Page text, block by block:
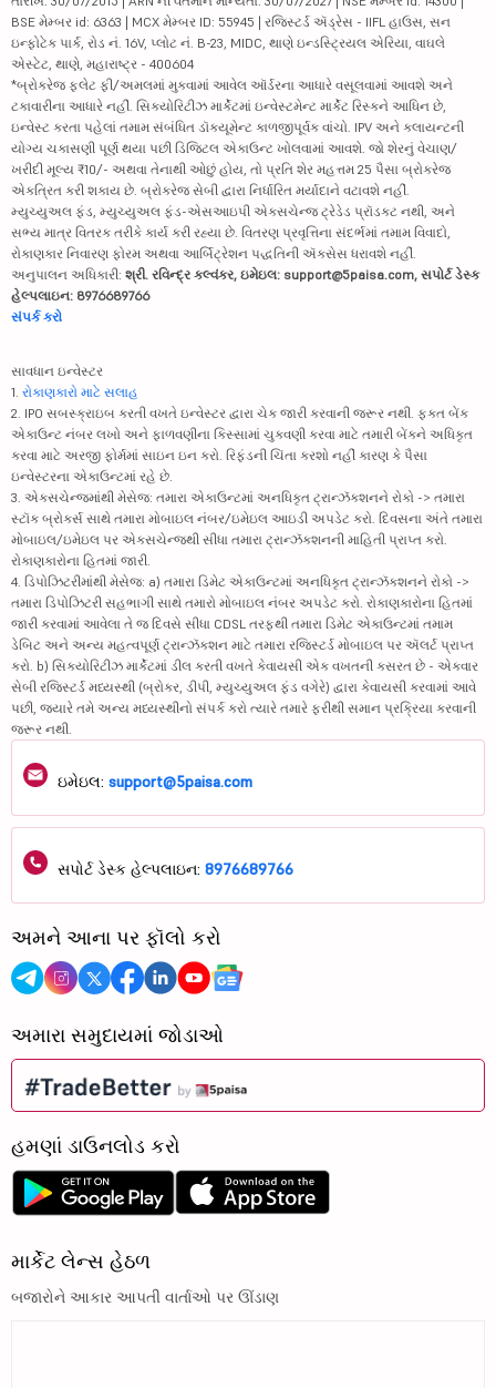
BSE મેમ્બર id: 6363 | MCX મેમ્બર ID: 55945 | રજિસ્ટર્ડ ઍડ્રેસ - IIFL હાઉસ, સન
ઇન્ફોટેક પાર્ક, રોડ નં. 16V, પ્લોટ નં. B-23, MIDC, થાણે ઇન્ડસ્ટ્રિયલ એરિયા, વાઘલે
એસ્ટેટ, થાણે, મહારાષ્ટ્ર - 400604
*બ્રોકરેજ ફ્લેટ ફી/અમલમાં મુકવામાં આવેલ ઑર્ડરના આધારે વસૂલવામાં આવશે અને
ટકાવારીના આધારે નહીં. સિક્યોરિટીઝ માર્કેટમાં ઇન્વેસ્ટમેન્ટ માર્કેટ રિસ્કને આધિન છે,
ઇન્વેસ્ટ કરતા પહેલાં તમામ સંબંધિત ડૉક્યૂમેન્ટ કાળજીપૂર્વક વાંચો. IPV અને ક્લાયન્ટની
યોગ્ય ચકાસણી પૂર્ણ થયા પછી ડિજિટલ એકાઉન્ટ ખોલવામાં આવશે. જો શેરનું વેચાણ/
ખરીદી મૂલ્ય ₹10/- અથવા તેનાથી ઓછું હોય, તો પ્રતિ શેર મહત્તમ 25 પૈસા બ્રોકરેજ
એકત્રિત કરી શકાય છે. બ્રોકરેજ સેબી દ્વારા નિર્ધારિત મર્યાદાને વટાવશે નહીં.
મ્યુચ્યુઅલ ફંડ, મ્યુચ્યુઅલ ફંડ-એસઆઇપી એક્સચેન્જ ટ્રેડેડ પ્રૉડક્ટ નથી, અને
સભ્ય માત્ર વિતરક તરીકે કાર્ય કરી રહ્યા છે. વિતરણ પ્રવૃત્તિના સંદર્ભમાં તમામ વિવાદો,
રોકાણકાર નિવારણ ફોરમ અથવા આર્બિટ્રેશન પદ્ધતિની ઍક્સેસ ધરાવશે નહીં.
અનુપાલન અધિકારી: શ્રી. રવિન્દ્ર કલ્વંકર, ઇમેઇલ: support@5paisa.com, સપોર્ટ ડેસ્ક
હેલ્પલાઇન: 8976689766
સંપર્ક કરો
સાવધાન ઇન્વેસ્ટર
1. રોકાણકારો માટે સલાહ
2. IPO સબસ્ક્રાઇબ કરતી વખતે ઇન્વેસ્ટર દ્વારા ચેક જારી કરવાની જરૂર નથી. ફક્ત બેંક
એકાઉન્ટ નંબર લખો અને ફાળવણીના કિસ્સામાં ચુકવણી કરવા માટે તમારી બેંકને અધિકૃત
કરવા માટે અરજી ફોર્મમાં સાઇન ઇન કરો. રિફંડની ચિંતા કરશો નહીં કારણ કે પૈસા
ઇન્વેસ્ટરના એકાઉન્ટમાં રહે છે.
3. એક્સચેન્જમાંથી મેસેજ: તમારા એકાઉન્ટમાં અનધિકૃત ટ્રાન્ઝૅક્શનને રોકો -> તમારા
સ્ટૉક બ્રોકર્સ સાથે તમારા મોબાઇલ નંબર/ઇમેઇલ આઇડી અપડેટ કરો. દિવસના અંતે તમારા
મોબાઇલ/ઇમેઇલ પર એક્સચેન્જથી સીધા તમારા ટ્રાન્ઝૅક્શનની માહિતી પ્રાપ્ત કરો.
રોકાણકારોના હિતમાં જારી.
4. ડિપોઝિટરીમાંથી મેસેજ: a) તમારા ડિમેટ એકાઉન્ટમાં અનધિકૃત ટ્રાન્ઝૅક્શનને રોકો ->
તમારા ડિપોઝિટરી સહભાગી સાથે તમારો મોબાઇલ નંબર અપડેટ કરો. રોકાણકારોના હિતમાં
જારી કરવામાં આવેલા તે જ દિવસે સીધા CDSL તરફથી તમારા ડિમેટ એકાઉન્ટમાં તમામ
ડેબિટ અને અન્ય મહત્વપૂર્ણ ટ્રાન્ઝૅક્શન માટે તમારા રજિસ્ટર્ડ મોબાઇલ પર ઍલર્ટ પ્રાપ્ત
કરો. b) સિક્યોરિટીઝ માર્કેટમાં ડીલ કરતી વખતે કેવાયસી એક વખતની કસરત છે - એકવાર
સેબી રજિસ્ટર્ડ મધ્યસ્થી (બ્રોકર, ડીપી, મ્યુચ્યુઅલ ફંડ વગેરે) દ્વારા કેવાયસી કરવામાં આવે
પછી, જ્યારે તમે અન્ય મધ્યસ્થીનો સંપર્ક કરો ત્યારે તમારે ફરીથી સમાન પ્રક્રિયા કરવાની
જરૂર નથી.
ઇમેઇલ: support@5paisa.com
સપોર્ટ ડેસ્ક હેલ્પલાઇન: 8976689766
અમને આના પર ફૉલો કરો
અમારા સમુદાયમાં જોડાઓ
હમણાં ડાઉનલોડ કરો
માર્કેટ લેન્સ હેઠળ
બજારોને આકાર આપતી વાર્તાઓ પર ઊંડાણ